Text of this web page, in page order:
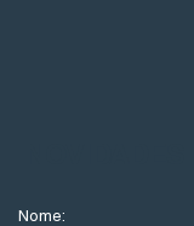
Nome: